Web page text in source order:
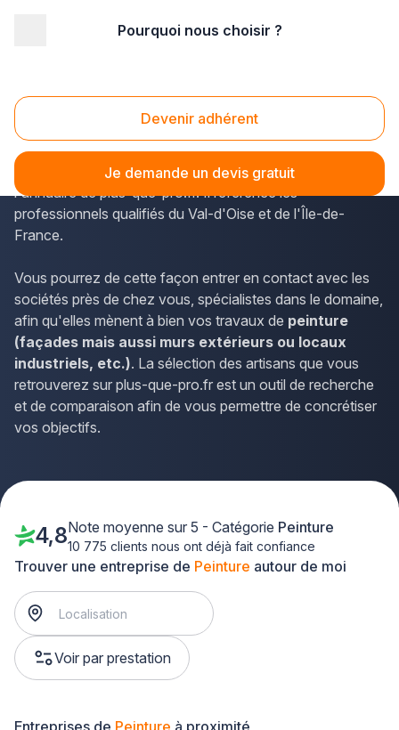
Pourquoi nous choisir ?
Devenir adhérent
Je demande un devis gratuit
Peinture Fosses (95470)
Si vous désirez trouver des peintres en bâtiment qui
effectuent des travaux à Fosses, vous pouvez parcourir
l'annuaire de plus-que-pro.fr. Il référence les
professionnels qualifiés du Val-d'Oise et de l'Île-de-
France.
Vous pourrez de cette façon entrer en contact avec les
sociétés près de chez vous, spécialistes dans le domaine,
afin qu'elles mènent à bien vos travaux de peinture
(façades mais aussi murs extérieurs ou locaux
industriels, etc.). La sélection des artisans que vous
retrouverez sur plus-que-pro.fr est un outil de recherche
et de comparaison afin de vous permettre de concrétiser
vos objectifs.
Trouver une entreprise de Peinture autour de moi
Voir par prestation
4,8Note moyenne sur 5 - Catégorie Peinture
10 775 clients nous ont déjà fait confiance
Entreprises de Peinture à proximité